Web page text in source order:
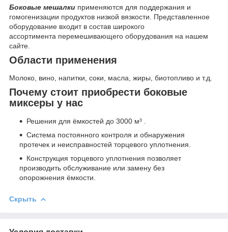
Боковые мешалки применяются для поддержания и
гомогенизации продуктов низкой вязкости. Представленное
оборудование входит в состав широкого
ассортимента перемешивающего оборудования на нашем
сайте.
Области применения
Молоко, вино, напитки, соки, масла, жиры, биотопливо и т.д.
Почему стоит приобрести боковые
миксеры у нас
Решения для ёмкостей до 3000 м³ .
Система постоянного контроля и обнаружения
протечек и неисправностей торцевого уплотнения.
Конструкция торцевого уплотнения позволяет
производить обслуживание или замену без
опорожнения ёмкости.
Скрыть